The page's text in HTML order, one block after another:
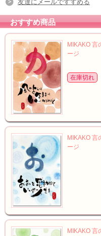
友達にメールですすめる
おすすめ商品
MIKAKO
ージ
在庫切れ
MIKAKO
ージ
MIKAKO